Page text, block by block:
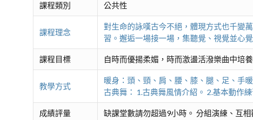
課程類別 公共性
課程理念
對生命的詠嘆古今不絕，體現方式也千變
習。邂逅一場接一場，集聽覺、視覺並心
課程目標 自時而優揚柔媚，時而激盪活潑樂曲中培
教學方式
暖身：頭、頸、肩、腰、膝、腿、足、手
古典舞： 1.古典舞風情介紹。 2.基本動作
成績評量 缺課堂數請勿超過9小時。 分組演練、互相